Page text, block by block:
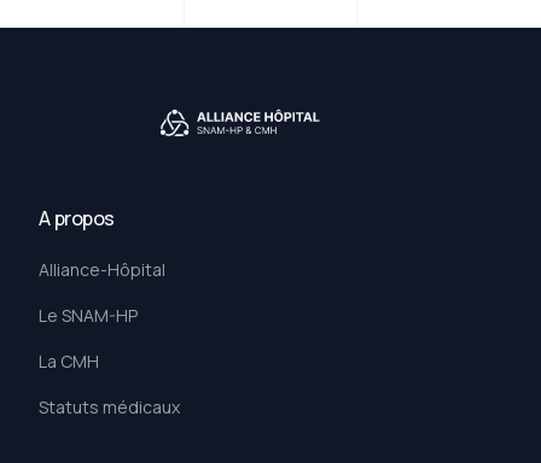
A propos
Alliance-Hôpital
Le SNAM-HP
La CMH
Statuts médicaux